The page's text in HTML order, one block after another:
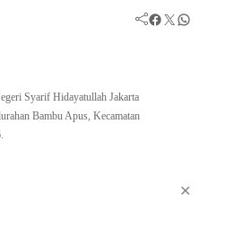
Facebook Twitter WhatsApp
Syarif Hidayatullah Jakarta
Bambu Apus, Kecamatan
✕